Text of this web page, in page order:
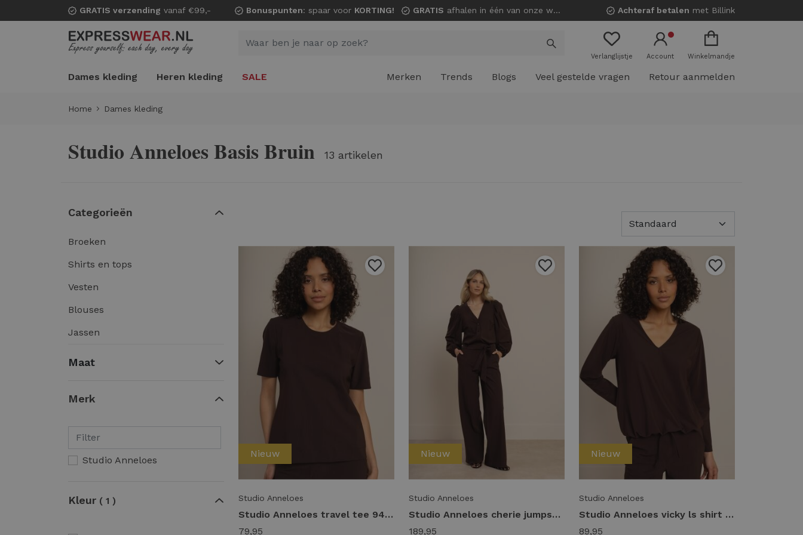
GRATIS verzending vanaf €99,- Bonuspunten: spaar voor KORTING! GRATIS afhalen in één van onze winkels! Achteraf betalen met Billink
Verlanglijstje Account Winkelmandje
Dames kleding Heren kleding SALE Merken Trends Blogs Veel gestelde vragen Retour aanmelden
Home Dames kleding
Studio Anneloes Basis Bruin 13 artikelen
Categorieën
Broeken
Shirts en tops
Vesten
Blouses
Jassen
Maat
Merk
Studio Anneloes
Kleur 1
Nieuw
Studio Anneloes
Studio Anneloes travel tee 94813 T-shirt Korte mouw 8700 espresso
79,95
Nieuw
Studio Anneloes
Studio Anneloes cherie jumpsuit 94854 Jumpsuit 8700 espresso
189,95
Nieuw
Studio Anneloes
Studio Anneloes vicky ls shirt 94858 T-shirt Lange mouw 8700 espresso
89,95